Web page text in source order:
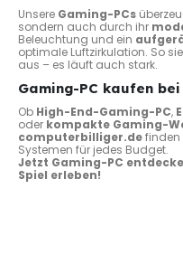
Unsere Gaming-PCs
sondern auch durch ihr
Beleuchtung und ein
optimale Luftzirkulation. So
aus – es läuft auch stark.
Gaming-PC kaufen
Ob High-End-Gaming-PC,
oder kompakte Gaming-
computerbilliger.definden
Systemen für jedes Budget.
Jetzt Gaming-PC
Spiel erleben!